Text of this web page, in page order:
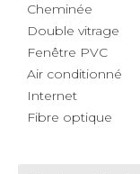
Cheminée
Double vitrage
Fenêtre PVC
Air conditionné
Internet
Fibre optique